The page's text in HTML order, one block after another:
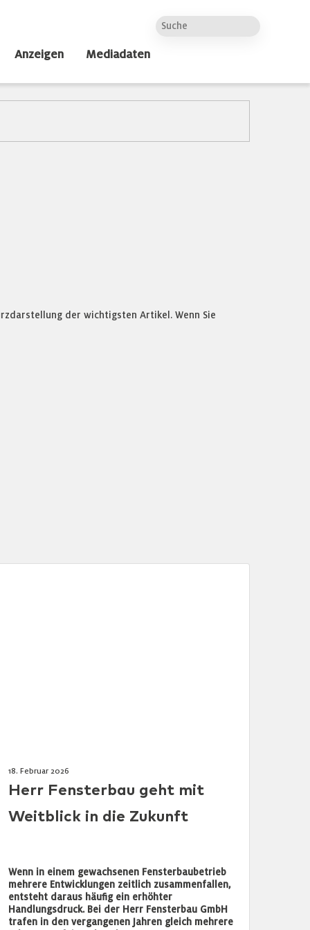
Anzeigen Mediadaten
der wichtigsten Artikel. Wenn Sie
18. Februar 2026
Herr Fensterbau geht mit
Weitblick in die Zukunft
Wenn in einem gewachsenen Fensterbaubetrieb
mehrere Entwicklungen zeitlich zusammenfallen,
entsteht daraus häufig ein erhöhter
Handlungsdruck. Bei der Herr Fensterbau GmbH
trafen in den vergangenen Jahren gleich mehrere